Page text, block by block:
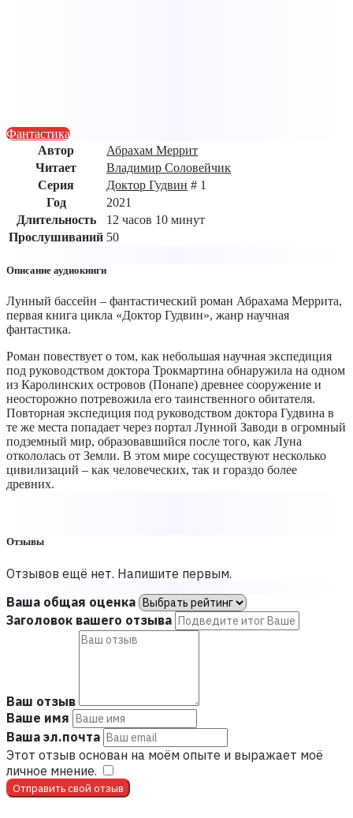
Фантастика
Автор
Абрахам Меррит
Читает
Владимир Соловейчик
Серия
Доктор Гудвин # 1
Год
2021
Длительность
12 часов 10 минут
Прослушиваний 50
Описание аудиокниги
Лунный бассейн – фантастический роман Абрахама Меррита,
первая книга цикла «Доктор Гудвин», жанр научная
фантастика.
Роман повествует о том, как небольшая научная экспедиция
под руководством доктора Трокмартина обнаружила на одном
из Каролинских островов (Понапе) древнее сооружение и
неосторожно потревожила его таинственного обитателя.
Повторная экспедиция под руководством доктора Гудвина в
те же места попадает через портал Лунной Заводи в огромный
подземный мир, образовавшийся после того, как Луна
откололась от Земли. В этом мире сосуществуют несколько
цивилизаций – как человеческих, так и гораздо более
древних.
Отзывы
Отзывов ещё нет. Напишите первым.
Ваша общая оценка
Заголовок вашего отзыва
Ваш отзыв
Ваше имя
Ваша эл.почта
Этот отзыв основан на моём опыте и выражает моё
личное мнение.
Отправить свой отзыв